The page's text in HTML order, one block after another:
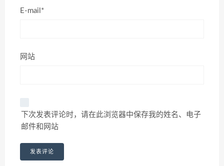
E-mail*
网站
下次发表评论时，请在此浏览器中保存我的姓名、电子
邮件和网站